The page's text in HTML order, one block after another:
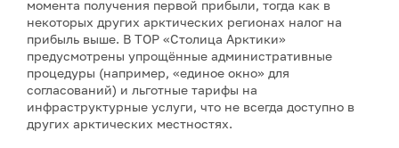
момента получения первой прибыли, тогда как в
некоторых других арктических регионах налог на
прибыль выше. В ТОР «Столица Арктики»
предусмотрены упрощённые административные
процедуры (например, «единое окно» для
согласований) и льготные тарифы на
инфраструктурные услуги, что не всегда доступно в
других арктических местностях.